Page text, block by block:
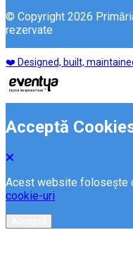
© Copyright 2026
rezervate
❤️ Designed, built,
Acceptă
Acest website folosește
cookie-uri